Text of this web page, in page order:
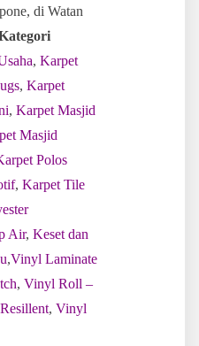
di Watan
, Karpet
, Karpet
, Karpet Masjid
Masjid
Polos
, Karpet Tile
Air, Keset dan
,Vinyl Laminate
, Vinyl Roll –
, Vinyl